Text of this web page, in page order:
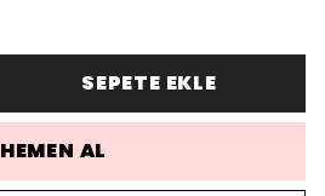
SEPETE EKLE
HEMEN AL